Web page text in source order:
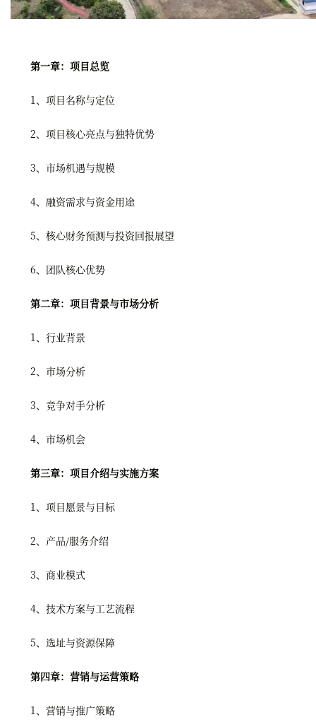
第一章：项目总览
1、项目名称与定位
2、项目核心亮点与独特优势
3、市场机遇与规模
4、融资需求与资金用途
5、核心财务预测与投资回报展望
6、团队核心优势
第二章：项目背景与市场分析
1、行业背景
2、市场分析
3、竞争对手分析
4、市场机会
第三章：项目介绍与实施方案
1、项目愿景与目标
2、产品/服务介绍
3、商业模式
4、技术方案与工艺流程
5、选址与资源保障
第四章：营销与运营策略
1、营销与推广策略